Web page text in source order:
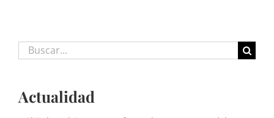
Buscar:
Actualidad